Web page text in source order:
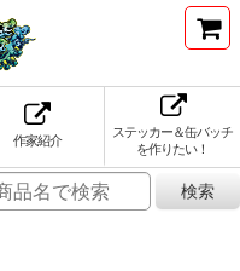
作家紹介
ステッカー＆缶バッチ
を作りたい！